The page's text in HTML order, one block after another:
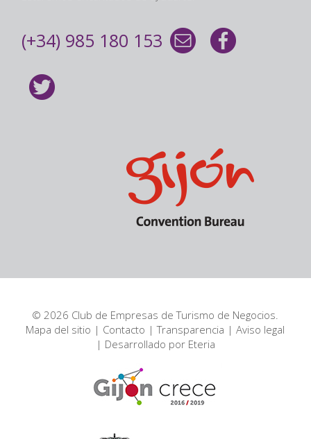
(+34) 985 180 153
© 2026 Club de Empresas de Turismo de Negocios.
Mapa del sitio | Contacto |Transparencia |Aviso legal
| Desarrollado por Eteria